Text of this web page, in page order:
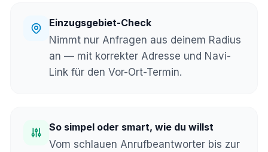
Einzugsgebiet-Check
Nimmt nur Anfragen aus deinem Radius
an — mit korrekter Adresse und Navi-
Link für den Vor-Ort-Termin.
So simpel oder smart, wie du willst
Vom schlauen Anrufbeantworter bis zur